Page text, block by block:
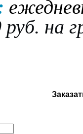
на